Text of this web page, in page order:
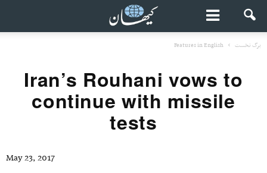
برگ نخست Features in English
Iran’s Rouhani vows to
continue with missile
tests
May 23, 2017